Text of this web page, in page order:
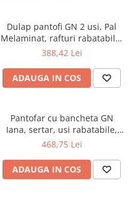
Dulap pantofi GN 2 usi, Pal
Melaminat, rafturi rabatabile,
stejar alb/alb
388,42 Lei
ADAUGA IN COS
Pantofar cu bancheta GN
Iana, sertar, usi rabatabile,
Pal Melaminat, alb
468,75 Lei
ADAUGA IN COS